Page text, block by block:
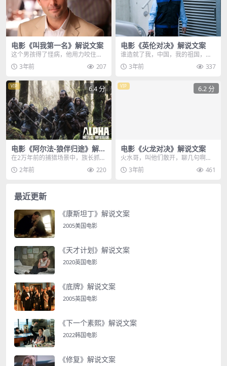
电影《叫我第一名》解说文案
这个男孩得了怪病，他用力咬住铅
笔，两条腿不断抖动，他努力克
制，为了不在课堂上发出...
3年前 207
电影《英伦对决》解说文案
谁造就了我，中国，我的祖国，作
为中国人我很骄傲，奥斯卡终身成
就奖的含金量有多高，...
3年前 337
VIP 6.4 分
电影《阿尔法-狼伴归途》解说
文案
在2万年前的捕猎场景中，族长抓起
一坨牛粪均匀地涂抹在脸上，这不
是在敷面膜，而是在...
2年前 220
VIP 6.2 分
电影《火龙对决》解说文案
火水哥，叫他们散开，聊几句啊，
好啊，看看有什么好处，袭警，抢
枪，我马上毙了你，这...
3年前 461
最近更新
《康斯坦丁》解说文案
2005美国电影
《天才计划》解说文案
2020英国电影
《底牌》解说文案
2005英国电影
《下一个素熙》解说文案
2022韩国电影
《修复》解说文案